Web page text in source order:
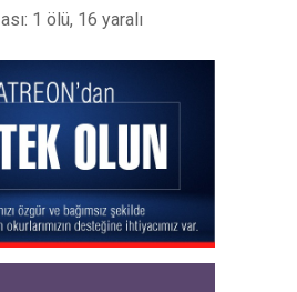
1 ölü, 16 yaralı